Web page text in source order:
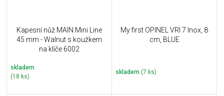
Kapesní nůž MAIN Mini Line
45 mm - Walnut s koužkem
na klíče 6002
skladem
(18 ks)
My first OPINEL VRI 7 Inox, 8
cm, BLUE
skladem (7 ks)